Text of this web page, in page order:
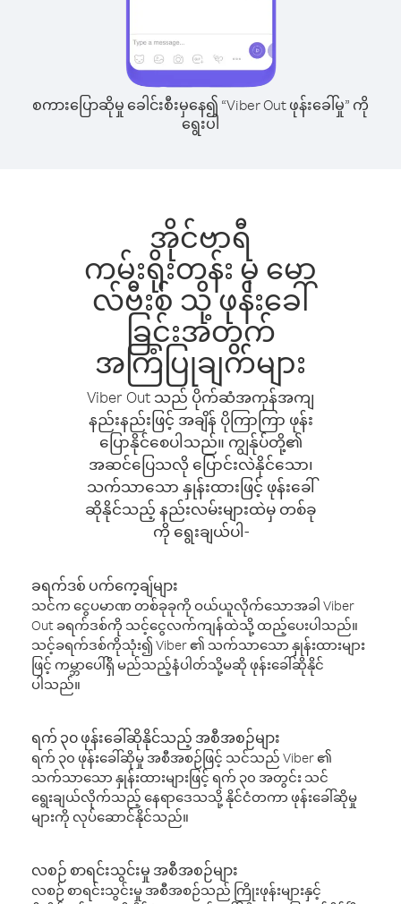
စကားပြောဆိုမှု ခေါင်းစီးမှနေ၍ “Viber Out ဖုန်းခေါ်မှု” ကို
ရွေးပါ
အိုင်ဗာရီ
ကမ်းရိုးတန်း မှ မော
လ်ဗီးစ် သို့ ဖုန်းခေါ်
ခြင်းအတွက်
အကြံပြုချက်များ
Viber Out သည် ပိုက်ဆံအကုန်အကျ
နည်းနည်းဖြင့် အချိန် ပိုကြာကြာ ဖုန်း
ပြောနိုင်စေပါသည်။ ကျွန်ုပ်တို့၏
အဆင်ပြေသလို ပြောင်းလဲနိုင်သော၊
သက်သာသော နှုန်းထားဖြင့် ဖုန်းခေါ်
ဆိုနိုင်သည့် နည်းလမ်းများထဲမှ တစ်ခု
ကို ရွေးချယ်ပါ-
ခရက်ဒစ် ပက်ကေ့ချ်များ
သင်က ငွေပမာဏ တစ်ခုခုကို ဝယ်ယူလိုက်သောအခါ Viber
Out ခရက်ဒစ်ကို သင့်ငွေလက်ကျန်ထဲသို့ ထည့်ပေးပါသည်။
သင့်ခရက်ဒစ်ကိုသုံး၍ Viber ၏ သက်သာသော နှုန်းထားများ
ဖြင့် ကမ္ဘာပေါ်ရှိ မည်သည့်နံပါတ်သို့မဆို ဖုန်းခေါ်ဆိုနိုင်
ပါသည်။
ရက် ၃၀ ဖုန်းခေါ်ဆိုနိုင်သည့် အစီအစဉ်များ
ရက် ၃၀ ဖုန်းခေါ်ဆိုမှု အစီအစဉ်ဖြင့် သင်သည် Viber ၏
သက်သာသော နှုန်းထားများဖြင့် ရက် ၃၀ အတွင်း သင်
ရွေးချယ်လိုက်သည့် နေရာဒေသသို့ နိုင်ငံတကာ ဖုန်းခေါ်ဆိုမှု
များကို လုပ်ဆောင်နိုင်သည်။
လစဉ် စာရင်းသွင်းမှု အစီအစဉ်များ
လစဉ် စာရင်းသွင်းမှု အစီအစဉ်သည် ကြိုးဖုန်းများနှင့်